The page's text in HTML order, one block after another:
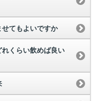
せてもよいですか
くらい飲めば良い